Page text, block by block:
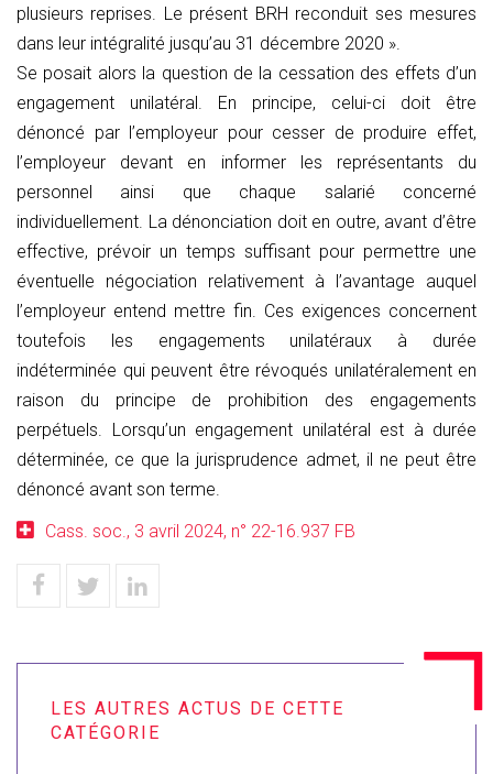
plusieurs reprises. Le présent BRH reconduit ses mesures
dans leur intégralité jusqu’au 31 décembre 2020 ».
Se posait alors la question de la cessation des effets d’un
engagement unilatéral. En principe, celui-ci doit être
dénoncé par l’employeur pour cesser de produire effet,
l’employeur devant en informer les représentants du
personnel ainsi que chaque salarié concerné
individuellement. La dénonciation doit en outre, avant d’être
effective, prévoir un temps suffisant pour permettre une
éventuelle négociation relativement à l’avantage auquel
l’employeur entend mettre fin. Ces exigences concernent
toutefois les engagements unilatéraux à durée
indéterminée qui peuvent être révoqués unilatéralement en
raison du principe de prohibition des engagements
perpétuels. Lorsqu’un engagement unilatéral est à durée
déterminée, ce que la jurisprudence admet, il ne peut être
dénoncé avant son terme.
Cass. soc., 3 avril 2024, n° 22-16.937 FB